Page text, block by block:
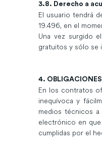
3.8. Derecho a
El usuario tendrá
19.496, en el
Una vez surgido
gratuitos y sólo se
4. OBLIGACIONES
En los contratos
inequívoca y
medios técnicos
electrónico en
cumplidas por el